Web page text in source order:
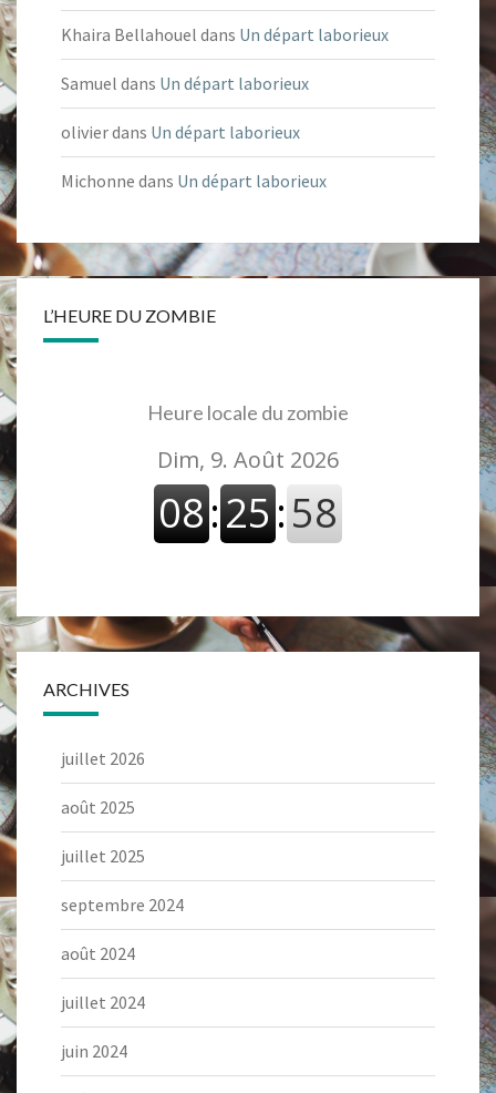
Khaira Bellahouel dans Un départ laborieux
Samuel dans Un départ laborieux
olivierdans Un départ laborieux
Michonne dans Un départ laborieux
L’HEURE DU ZOMBIE
Heure locale du zombie
ARCHIVES
juillet 2026
août 2025
juillet 2025
septembre 2024
août 2024
juillet 2024
juin 2024